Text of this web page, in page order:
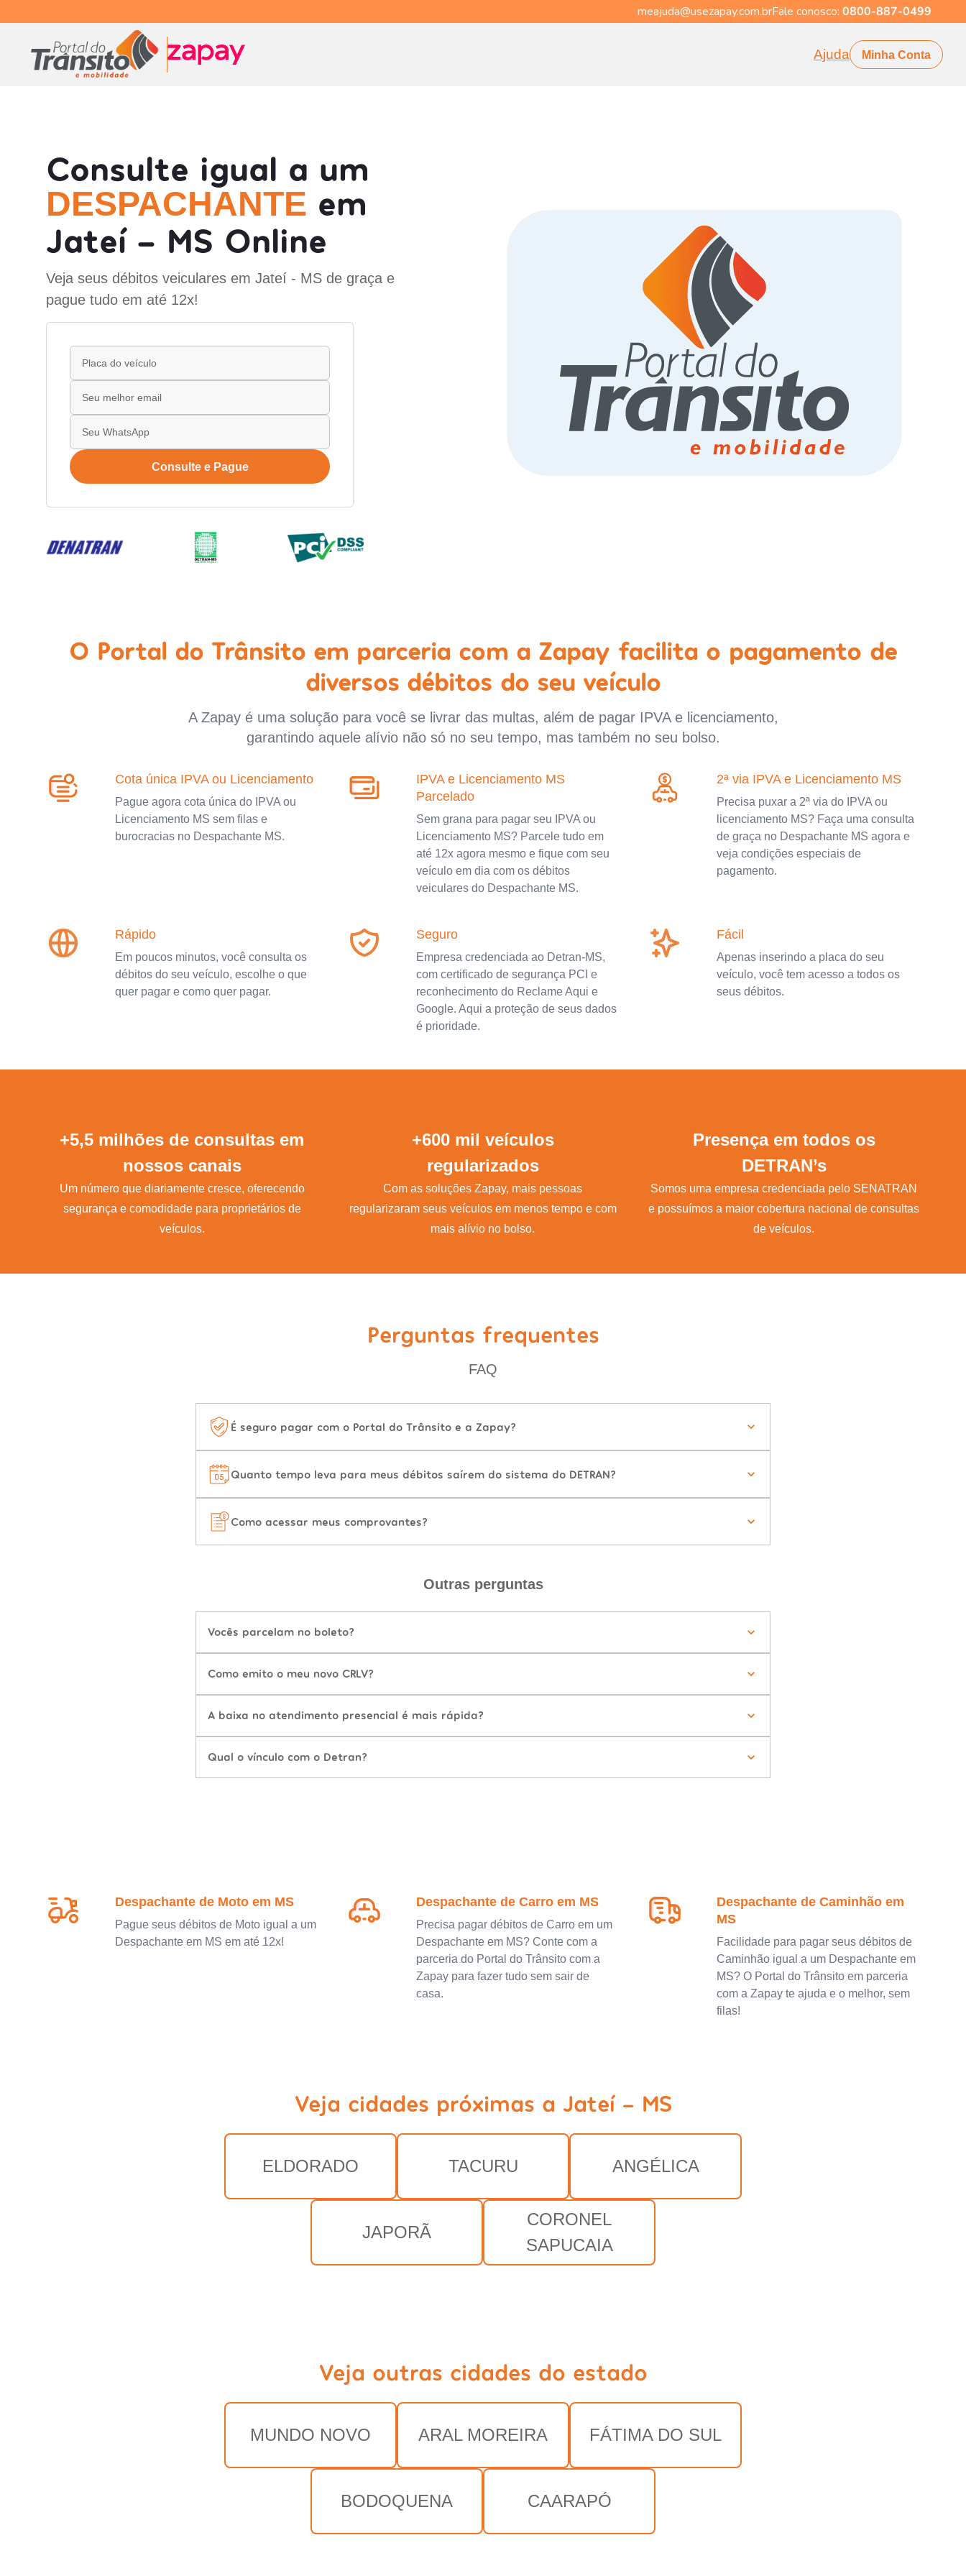
meajuda@usezapay.com.brFale conosco: 0800-887-0499
Ajuda Minha Conta
Consulte igual a um
DESPACHANTE em
Jateí - MS Online
Veja seus débitos veiculares em Jateí - MS de graça e
pague tudo em até 12x!
Consulte e Pague
O Portal do Trânsito em parceria com a Zapay facilita o pagamento de
diversos débitos do seu veículo
A Zapay é uma solução para você se livrar das multas, além de pagar IPVA e licenciamento,
garantindo aquele alívio não só no seu tempo, mas também no seu bolso.
Cota única IPVA ou Licenciamento
Pague agora cota única do IPVA ou
Licenciamento MS sem filas e
burocracias no Despachante MS.
IPVA e Licenciamento MS
Parcelado
Sem grana para pagar seu IPVA ou
Licenciamento MS? Parcele tudo em
até 12x agora mesmo e fique com seu
veículo em dia com os débitos
veiculares do Despachante MS.
2ª via IPVA e Licenciamento MS
Precisa puxar a 2ª via do IPVA ou
licenciamento MS? Faça uma consulta
de graça no Despachante MS agora e
veja condições especiais de
pagamento.
Rápido
Em poucos minutos, você consulta os
débitos do seu veículo, escolhe o que
quer pagar e como quer pagar.
Seguro
Empresa credenciada ao Detran-MS,
com certificado de segurança PCI e
reconhecimento do Reclame Aqui e
Google. Aqui a proteção de seus dados
é prioridade.
Fácil
Apenas inserindo a placa do seu
veículo, você tem acesso a todos os
seus débitos.
+5,5 milhões de consultas em
nossos canais
Um número que diariamente cresce, oferecendo
segurança e comodidade para proprietários de
veículos.
+600 mil veículos
regularizados
Com as soluções Zapay, mais pessoas
regularizaram seus veículos em menos tempo e com
mais alívio no bolso.
Presença em todos os
DETRAN’s
Somos uma empresa credenciada pelo SENATRAN
e possuímos a maior cobertura nacional de consultas
de veículos.
Perguntas frequentes
FAQ
É seguro pagar com o Portal do Trânsito e a Zapay?
Quanto tempo leva para meus débitos saírem do sistema do DETRAN?
Como acessar meus comprovantes?
Outras perguntas
Vocês parcelam no boleto?
Como emito o meu novo CRLV?
A baixa no atendimento presencial é mais rápida?
Qual o vínculo com o Detran?
Despachante de Moto em MS
Pague seus débitos de Moto igual a um
Despachante em MS em até 12x!
Despachante de Carro em MS
Precisa pagar débitos de Carro em um
Despachante em MS? Conte com a
parceria do Portal do Trânsito com a
Zapay para fazer tudo sem sair de
casa.
Despachante de Caminhão em
MS
Facilidade para pagar seus débitos de
Caminhão igual a um Despachante em
MS? O Portal do Trânsito em parceria
com a Zapay te ajuda e o melhor, sem
filas!
Veja cidades próximas a Jateí - MS
ELDORADO TACURU ANGÉLICA
JAPORÃ
CORONEL
SAPUCAIA
Veja outras cidades do estado
MUNDO NOVO ARAL MOREIRA FÁTIMA DO SUL
BODOQUENA CAARAPÓ